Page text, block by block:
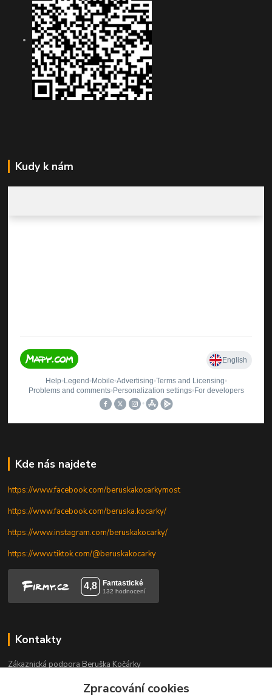
Kudy k nám
Kde nás najdete
https://www.facebook.com/beruskakocarkymost
https://www.facebook.com/beruska.kocarky/
https://www.instagram.com/beruskakocarky/
https://www.tiktok.com/@beruskakocarky
Kontakty
Zákaznická podpora Beruška Kočárky
Po-Pá 9-17.30 h, So 9-11.30 hZpracování cookies